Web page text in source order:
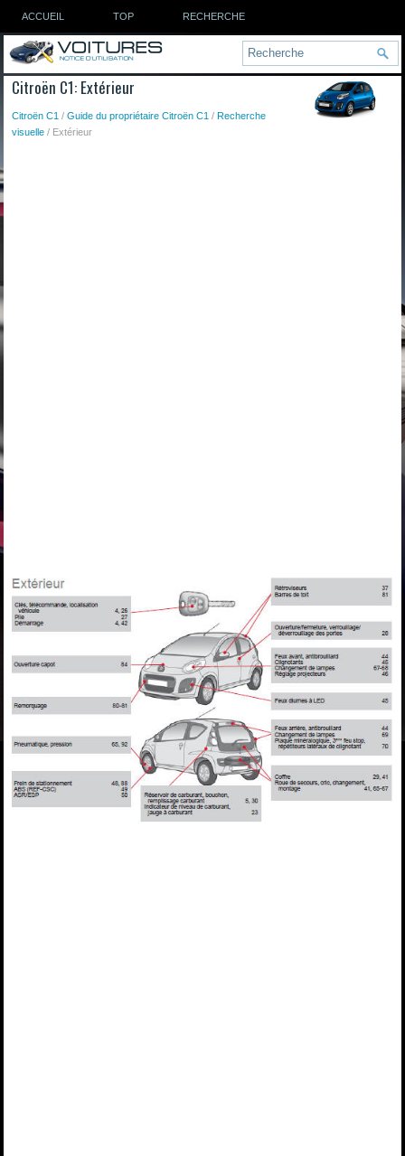
ACCUEIL TOP RECHERCHE
Citroën C1: Extérieur
Citroën C1 /Guide du propriétaire Citroën C1 /Recherche
visuelle / Extérieur